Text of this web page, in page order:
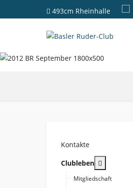
493cm Rheinhalle
Kontakte
Clubleben
Mitgliedschaft